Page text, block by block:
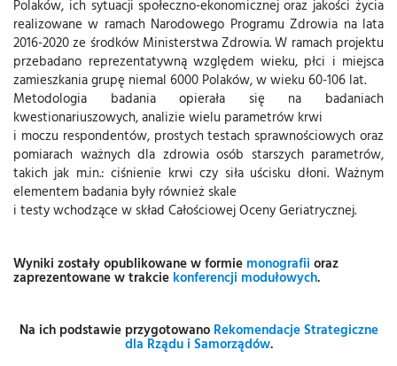
Polaków, ich sytuacji społeczno-ekonomicznej oraz jakości życia
realizowane w ramach Narodowego Programu Zdrowia na lata
2016-2020 ze środków Ministerstwa Zdrowia. W ramach projektu
przebadano reprezentatywną względem wieku, płci i miejsca
zamieszkania grupę niemal 6000 Polaków, w wieku 60-106 lat.
Metodologia badania opierała się na badaniach
kwestionariuszowych, analizie wielu parametrów krwi
i moczu respondentów, prostych testach sprawnościowych oraz
pomiarach ważnych dla zdrowia osób starszych parametrów,
takich jak m.in.: ciśnienie krwi czy siła uścisku dłoni. Ważnym
elementem badania były również skale
i testy wchodzące w skład Całościowej Oceny Geriatrycznej.
Wyniki zostały opublikowane w formie monografii oraz
zaprezentowane w trakcie konferencji modułowych.
Na ich podstawie przygotowano Rekomendacje Strategiczne
dla Rządu i Samorządów.